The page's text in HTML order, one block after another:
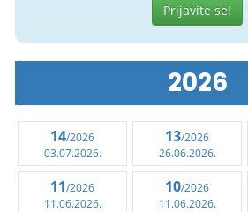
Prijavite se!
2026
14/2026
03.07.2026.
13/2026
26.06.2026.
11/2026
11.06.2026.
10/2026
11.06.2026.